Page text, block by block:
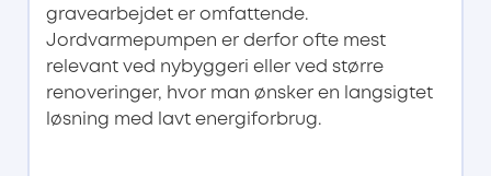
gravearbejdet er omfattende.
Jordvarmepumpen er derfor ofte mest
relevant ved nybyggeri eller ved større
renoveringer, hvor man ønsker en langsigtet
løsning med lavt energiforbrug.